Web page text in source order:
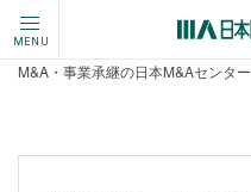
MENU
M&A・事業承継の日本M&Aセンター